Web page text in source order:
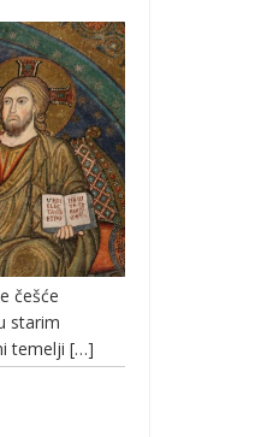
češće
starim
temelji […]